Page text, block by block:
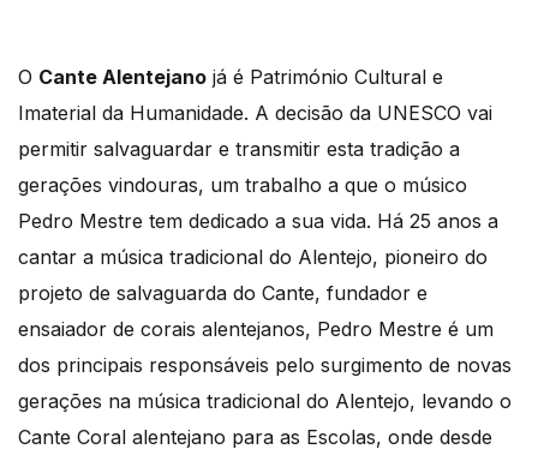
O Cante Alentejano já é Património Cultural e
Imaterial da Humanidade. A decisão da UNESCO vai
permitir salvaguardar e transmitir esta tradição a
gerações vindouras, um trabalho a que o músico
Pedro Mestre tem dedicado a sua vida. Há 25 anos a
cantar a música tradicional do Alentejo, pioneiro do
projeto de salvaguarda do Cante, fundador e
ensaiador de corais alentejanos, Pedro Mestre é um
dos principais responsáveis pelo surgimento de novas
gerações na música tradicional do Alentejo, levando o
Cante Coral alentejano para as Escolas, onde desde